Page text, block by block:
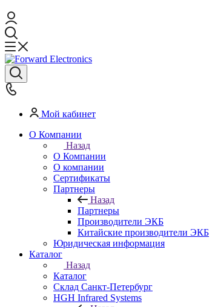
Мой кабинет
О Компании
Назад
О Компании
О компании
Сертификаты
Партнеры
Назад
Партнеры
Производители ЭКБ
Китайские производители ЭКБ
Юридическая информация
Каталог
Назад
Каталог
Cклад Санкт-Петербург
HGH Infrared Systems